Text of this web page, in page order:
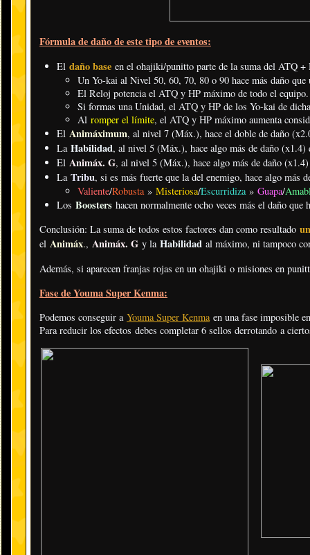
Fórmula de daño de este tipo de eventos:
El daño base en el ohajiki/punitto parte de la suma del ATQ
Un Yo-kai al Nivel 50, 60, 70, 80 o 90 hace más daño
El Reloj potencia el ATQ y HP máximo de todo el equipo.
Si formas una Unidad, el ATQ y HP de los Yo-kai de
Al romper el límite, el ATQ y HP máximo aumenta
El Animáximum, al nivel 7 (Máx.), hace el doble de daño
La Habilidad, al nivel 5 (Máx.), hace algo más de daño (x1.4)
El Animáx. G, al nivel 5 (Máx.), hace algo más de daño
La Tribu, si es más fuerte que la del enemigo, hace algo más
Valiente/Robusta » Misteriosa/Escurridiza » Guapa/
Los Boosters hacen normalmente ocho veces más el daño que
Conclusión: La suma de todos estos factores dan como resultado
el Animáx., Animáx. G y la Habilidad al máximo, ni tampoco
Además, si aparecen franjas rojas en un ohajiki o misiones en
Fase de Youma Super Kenma:
Podemos conseguir a Youma Super Kenma en una fase imposible
Para reducir los efectos debes completar 6 sellos derrotando a